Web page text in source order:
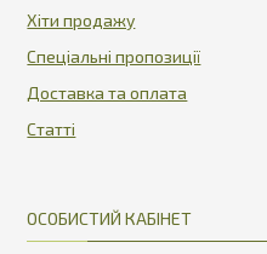
Хіти продажу
Спеціальні пропозиції
Доставка та оплата
Статті
ОСОБИСТИЙ КАБІНЕТ